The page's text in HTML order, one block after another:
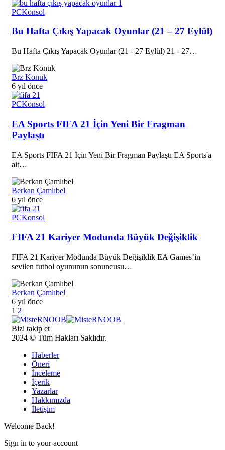
PCKonsol
Bu Hafta Çıkış Yapacak Oyunlar (21 – 27 Eylül)
Bu Hafta Çıkış Yapacak Oyunlar (21 - 27 Eylül) 21 - 27…
Brz Konuk
6 yıl önce
PCKonsol
EA Sports FIFA 21 İçin Yeni Bir Fragman
Paylaştı
EA Sports FIFA 21 İçin Yeni Bir Fragman Paylaştı EA Sports'a
ait…
Berkan Çamlıbel
6 yıl önce
PCKonsol
FIFA 21 Kariyer Modunda Büyük Değişiklik
FIFA 21 Kariyer Modunda Büyük Değişiklik EA Games’in
sevilen futbol oyununun sonuncusu…
Berkan Çamlıbel
6 yıl önce
1 2
Bizi takip et
2024 © Tüm Hakları Saklıdır.
Haberler
Öneri
İnceleme
İçerik
Yazarlar
Hakkımızda
İletişim
Welcome Back!
Sign in to your account